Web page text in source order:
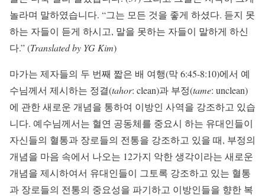
놀라며 말하였습니다. “그는 모든 것을 좋게 하셨다. 듣지 못
하는 자들이 듣게 하시고, 말을 못하는 자들이 말하게 하신
다.” (Translated by YG Kim)
마가는 제자들의 두 번째 짧은 배 여행(막 6:45-8:10)에서 예
수님께서 제시하는 정결(tahor: clean)과 부정(tame: unclean)
에 관한 새로운 개념을 통하여 이방인 사역을 강조하고 있습
니다. 예수님께서는 혈연 공동체를 중요시 하는 유대인들이
자신들의 혈통과 장로들의 전통을 강조하고 있을 때, 부정의
개념을 마음 속에서 나오는 12가지 악한 생각이라는 새로운
개념을 제시하여서 유대인들이 그토록 강조하고 있는 혈통
과 장로들의 전통의 중요성을 파기하고 이방인들을 향한 복